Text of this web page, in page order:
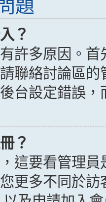
題
？
許多原因。
聯絡討論區
台設定錯誤
？
這要看管理
更多不同於